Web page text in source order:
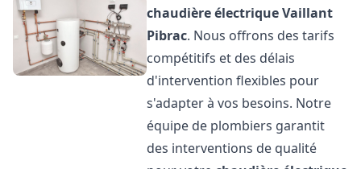
chaudière électrique Vaillant
Pibrac. Nous offrons des tarifs
compétitifs et des délais
d'intervention flexibles pour
s'adapter à vos besoins. Notre
équipe de plombiers garantit
des interventions de qualité